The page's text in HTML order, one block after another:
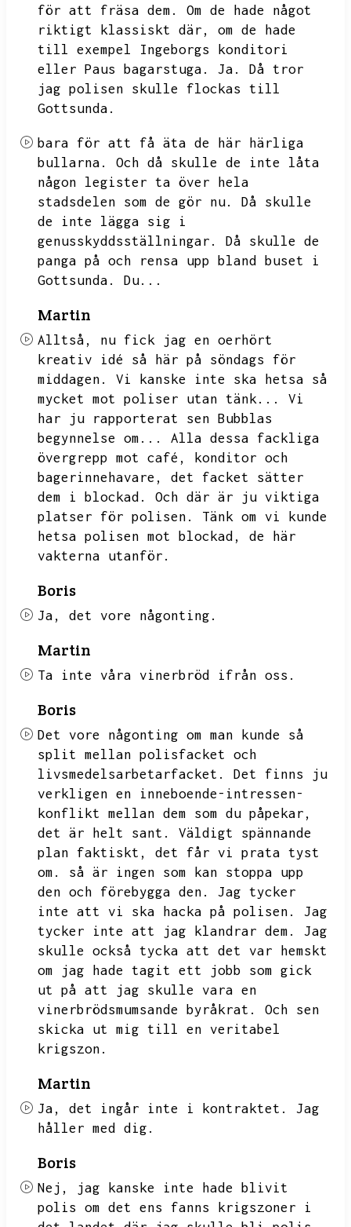
för att fräsa dem.
Om de hade något
riktigt klassiskt där,
om de hade
till exempel Ingeborgs konditori
eller Paus bagarstuga.
Ja.
Då tror
jag polisen skulle flockas till
Gottsunda.
bara för att få äta de här härliga
bullarna.
Och då skulle de inte låta
någon legister ta över hela
stadsdelen som de gör nu.
Då skulle
de inte lägga sig i
genusskyddsställningar.
Då skulle de
panga på och rensa upp bland buset i
Gottsunda.
Du...
Martin
Alltså,
nu fick jag en oerhört
kreativ idé så här på söndags för
middagen.
Vi kanske inte ska hetsa så
mycket mot poliser utan tänk...
Vi
har ju rapporterat sen Bubblas
begynnelse om...
Alla dessa fackliga
övergrepp mot café,
konditor och
bagerinnehavare,
det facket sätter
dem i blockad.
Och där är ju viktiga
platser för polisen.
Tänk om vi kunde
hetsa polisen mot blockad,
de här
vakterna utanför.
Boris
Ja, det vore någonting.
Martin
Ta inte våra vinerbröd ifrån oss.
Boris
Det vore någonting om man kunde så
split mellan polisfacket och
livsmedelsarbetarfacket.
Det finns ju
verkligen en inneboende-intressen-
konflikt mellan dem som du påpekar,
det är helt sant.
Väldigt spännande
plan faktiskt,
det får vi prata tyst
om.
så är ingen som kan stoppa upp
den och förebygga den.
Jag tycker
inte att vi ska hacka på polisen.
Jag
tycker inte att jag klandrar dem.
Jag
skulle också tycka att det var hemskt
om jag hade tagit ett jobb som gick
ut på att jag skulle vara en
vinerbrödsmumsande byråkrat.
Och sen
skicka ut mig till en veritabel
krigszon.
Martin
Ja, det ingår inte i kontraktet.
Jag
håller med dig.
Boris
Nej,
jag kanske inte hade blivit
polis om det ens fanns krigszoner i